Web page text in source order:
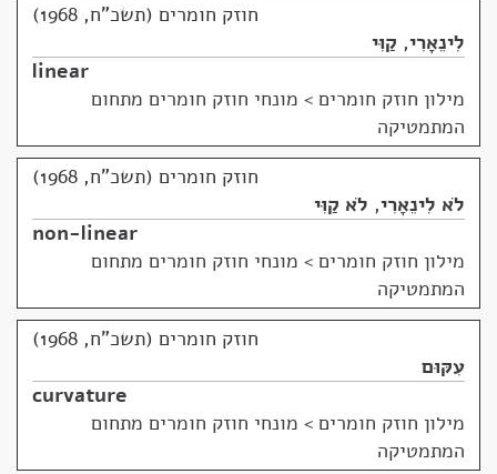
חוזק חומרים (תשכ"ח, 1968)
לִינֵאָרִי, קַוִּי
linear
מילון חוזק חומרים > מונחי חוזק חומרים מתחום
המתמטיקה
חוזק חומרים (תשכ"ח, 1968)
לֹא לִינֵאָרִי, לֹא קַוִּי
non-linear
מילון חוזק חומרים > מונחי חוזק חומרים מתחום
המתמטיקה
חוזק חומרים (תשכ"ח, 1968)
עִקּוּם
curvature
מילון חוזק חומרים > מונחי חוזק חומרים מתחום
המתמטיקה